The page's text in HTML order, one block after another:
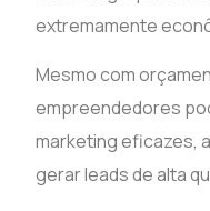
extremamente
Mesmo com
empreendedores
marketing eficazes,
gerar leads de alta